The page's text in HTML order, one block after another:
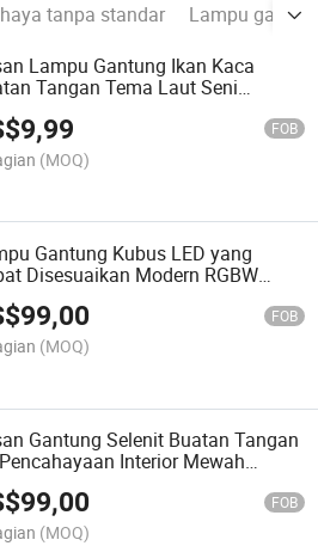
tanpa standar
Lampu
Lampu Gantung Ikan Kaca
Tangan Tema Laut Seni
Aula Pesta, Restoran, Toko
Laut
9,99 FOB
(MOQ)
Gantung Kubus LED yang
Disesuaikan Modern RGBW
Bertabur Bintang Desainer
Plafon Skala Besar
Proyek Non-Standar
99,00 FOB
(MOQ)
Gantung Selenit Buatan Tangan
Interior Mewah
Tekstur
99,00 FOB
(MOQ)